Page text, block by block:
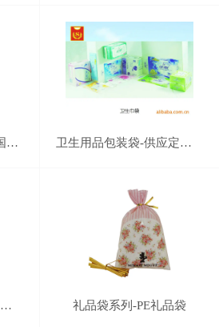
快递邮包袋系列-ICAO国际民航机构组织认证企业-机场免税店保密免检塑料包装袋 卫生用品包装袋-供应定制卫生巾包装袋
礼品袋系列-Disney迪士尼认证企业-专业塑料礼品袋系列生产 礼品袋系列-PE礼品袋